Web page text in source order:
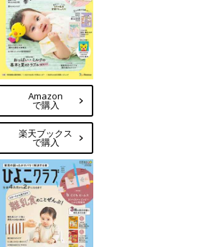
Amazon
で購入
楽天ブックス
で購入